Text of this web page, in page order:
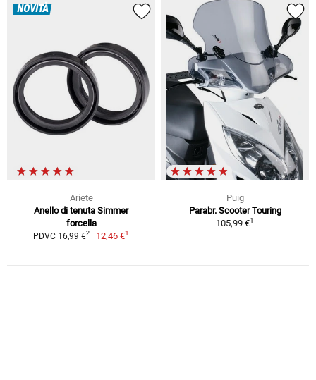
NOVITÀ
Ariete
Anello di tenuta Simmer
forcella
PDVC 16,99 €2 12,46 €1
Puig
Parabr. Scooter Touring
105,99 €1